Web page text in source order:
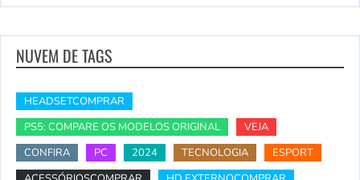
NUVEM DE TAGS
HEADSETCOMPRAR
PS5: COMPARE OS MODELOS ORIGINAL
VEJA
CONFIRA
PC 2024 TECNOLOGIA
ESPORT